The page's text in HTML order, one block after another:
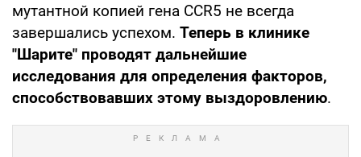
мутантной копией гена CCR5 не всегда
завершались успехом. Теперь в клинике
"Шарите" проводят дальнейшие
исследования для определения факторов,
способствовавших этому выздоровлению.